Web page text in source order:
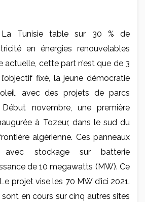
Tunisie table sur 30 % de
en énergies renouvelables
actuelle, cette part n’est que de 3
fixé, la jeune démocratie
avec des projets de parcs
novembre, une première
à Tozeur, dans le sud du
algérienne. Ces panneaux
avec stockage sur batterie
de 10 megawatts (MW). Ce
projet vise les 70 MW d’ici 2021.
sont en cours sur cinq autres sites